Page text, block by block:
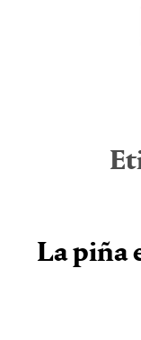
La piña